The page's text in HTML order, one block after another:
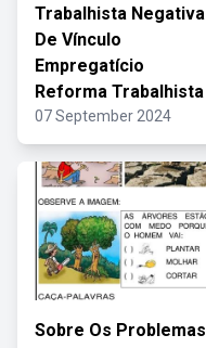
Trabalhista Negativa
De Vínculo
Empregatício
Reforma Trabalhista
07 September 2024
Sobre Os Problemas